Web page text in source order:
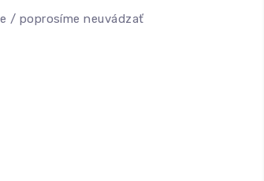
/ poprosíme neuvádzať